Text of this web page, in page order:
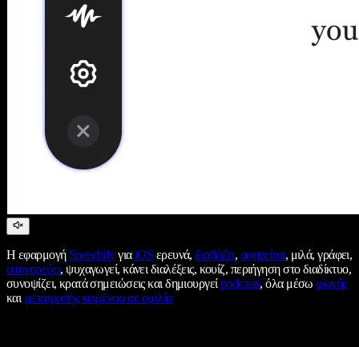
Η εφαρμογή SpeechifyγιαiOS ερευνά,διαβάζει, αφηγείται, μιλά, γράφει,
υπαγορεύει, ψυχαγωγεί, κάνει διαλέξεις, κουίζ, περιήγηση στο διαδίκτυο,
συνοψίζει, κρατά σημειώσεις και δημιουργείpodcasts, όλα μέσωφωνής
καιμετατροπής κειμένου σε ομιλία